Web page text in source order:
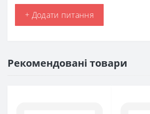
+ Додати питання
Рекомендовані товари